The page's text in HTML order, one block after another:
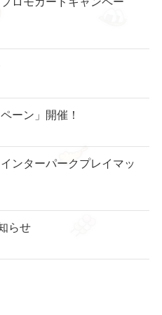
ーン」開催！
ンターパークプレイマッ
らせ